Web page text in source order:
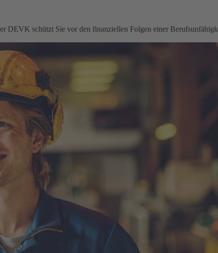
DEVK schützt Sie vor den finanziellen Folgen einer